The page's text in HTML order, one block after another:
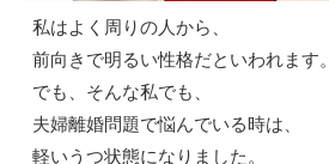
私はよく周りの人から、
前向きで明るい性格だといわれます。
でも、そんな私でも、
夫婦離婚問題で悩んでいる時は、
軽いうつ状態になりました。